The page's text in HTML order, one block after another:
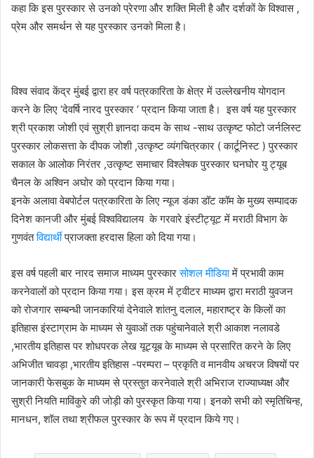
कहा कि इस पुरस्कार से उनको प्रेरणा और शक्ति मिली है और दर्शकों के विश्वास ,
प्रेम और समर्थन से यह पुरस्कार उनको मिला है।
विश्व संवाद केंद्र मुंबई द्वारा हर वर्ष पत्रकारिता के क्षेत्र में उल्लेखनीय योगदान
करने के लिए ‘देवर्षि नारद पुरस्कार ‘ प्रदान किया जाता है। इस वर्ष यह पुरस्कार
श्री प्रकाश जोशी एवं सुश्री ज्ञानदा कदम के साथ -साथ उत्कृष्ट फोटो जर्नलिस्ट
पुरस्कार लोकसत्ता के दीपक जोशी ,उत्कृष्ट व्यंगचित्रकार ( कार्टूनिस्ट ) पुरस्कार
सकाल के आलोक निरंतर ,उत्कृष्ट समाचार विश्लेषक पुरस्कार घनघोर यु ट्यूब
चैनल के अश्विन अघोर को प्रदान किया गया।
इनके अलावा वेबपोर्टल पत्रकारिता के लिए न्यूज डंका डॉट कॉम के मुख्य सम्पादक
दिनेश कानजी और मुंबई विश्वविद्यालय के गरवारे इंस्टीट्यूट में मराठी विभाग के
गुणवंतविद्यार्थीप्राजक्ता हरदास हिला को दिया गया।
इस वर्ष पहली बार नारद समाज माध्यम पुरस्कारसोशल मीडियामें प्रभावी काम
करनेवालों को प्रदान किया गया। इस क्रम में ट्वीटर माध्यम द्वारा मराठी युवजन
को रोजगार सम्बन्धी जानकारियां देनेवाले शांतनु दलाल, महाराष्ट्र के किलों का
इतिहास इंस्टाग्राम के माध्यम से युवाओं तक पहुंचानेवाले श्री आकाश नलावडे
,भारतीय इतिहास पर शोधपरक लेख यूट्यूब के माध्यम से प्रसारित करने के लिए
अभिजीत चावड़ा ,भारतीय इतिहास -परम्परा – प्रकृति व मानवीय अचरज विषयों पर
जानकारी फेसबुक के माध्यम से प्रस्तुत करनेवाले श्री अभिराज राज्याध्यक्ष और
सुश्री नियति माविंकुरे की जोड़ी को पुरस्कृत किया गया। इनको सभी को स्मृतिचिन्ह,
मानधन, शॉल तथा श्रीफल पुरस्कार के रूप में प्रदान किये गए।